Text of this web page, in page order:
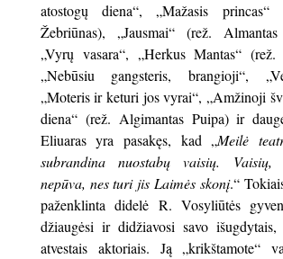
atostogų diena“, „Mažasis
Žebriūnas), „Jausmai“ (rež.
„Vyrų vasara“, „Herkus Mantas“
„Nebūsiu gangsteris, brangioji“,
„Moteris ir keturi jos vyrai“, „Amžinoji
diena“ (rež. Algimantas Puipa) ir
Eliuaras yra pasakęs, kad „Meilė
subrandina nuostabų vaisių.
nepūva, nes turi jis Laimės skonį.“
paženklinta didelė R. Vosyliūtės
džiaugėsi ir didžiavosi savo
atvestais aktoriais. Ją „krikštamote“